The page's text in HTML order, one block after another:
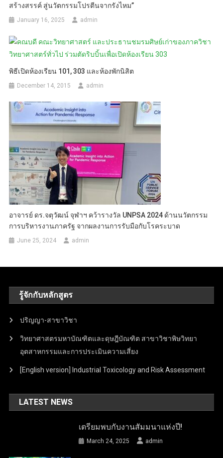
สร้างสรรค์ สู่นวัตกรรมโปรตีนจากรังไหม”
January 16, 2025 admin
พิธีเปิดห้องเรียน 101, 303 และห้องพักนิสิต
December 14, 2015 admin
อาจารย์ ดร.จตุวัฒน์ จุฬาฯ คว้ารางวัล UNPSA 2024 ด้านนวัตกรรม
การบริหารงานภาครัฐ จากผลงานการรับมือกับโรคระบาด
June 25, 2024 admin
รู้จักกับหลักสูตร
ปริญญา-สาขาวิชา
วิทยาศาสตรมหาบัณฑิตและดุษฎีบัณฑิต สาขาวิชาพิษวิทยา
อุตสาหกรรมและการประเมินความเสี่ยง
[English version] Industrial Toxicology and Risk Assessment
LATEST NEWS
เตรียมพบกับงานสัมมนาแห่งปี!
March 24, 2025 admin